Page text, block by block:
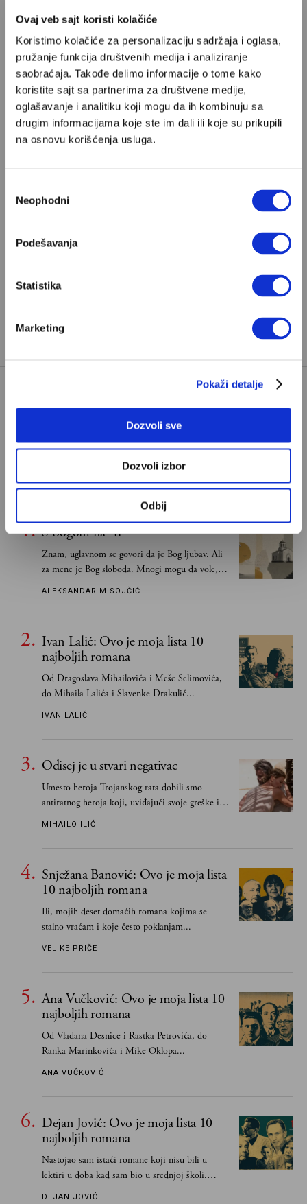
Ovaj veb sajt koristi kolačiće
Koristimo kolačiće za personalizaciju sadržaja i oglasa,
pružanje funkcija društvenih medija i analiziranje
saobraćaja. Takođe delimo informacije o tome kako
koristite sajt sa partnerima za društvene medije,
oglašavanje i analitiku koji mogu da ih kombinuju sa
drugim informacijama koje ste im dali ili koje su prikupili
na osnovu korišćenja usluga.
сагласности
Neophodni
Podešavanja
Statistika
Marketing
Pokaži detalje
Dozvoli sve
Dozvoli izbor
Odbij
Poštovani, da biste nastavili sa čitanjem naših
JOVANKA BROZ
POPULARNO
S Bogom na "ti"
Znam, uglavnom se govori da je Bog ljubav. Ali
za mene je Bog sloboda. Mnogi mogu da vole, a
tek retki mogu da podnesu slobodu
ALEKSANDAR MISOJČIĆ
Ivan Lalić: Ovo je moja lista 10
najboljih romana
Od Dragoslava Mihailovića i Meše Selimovića,
do Mihaila Lalića i Slavenke Drakulić...
IVAN LALIĆ
Odisej je u stvari negativac
Umesto heroja Trojanskog rata dobili smo
antiratnog heroja koji, uviđajući svoje greške i
učeći na njima, shvata da postoje stvari koje su
MIHAILO ILIĆ
Snježana Banović: Ovo je moja lista
10 najboljih romana
Ili, mojih deset domaćih romana kojima se
stalno vraćam i koje često poklanjam...
VELIKE PRIČE
Ana Vučković: Ovo je moja lista 10
najboljih romana
Od Vladana Desnice i Rastka Petrovića, do
Ranka Marinkovića i Mike Oklopa...
ANA VUČKOVIĆ
Dejan Jović: Ovo je moja lista 10
najboljih romana
Nastojao sam istaći romane koji nisu bili u
lektiri u doba kad sam bio u srednjoj školi.
Smatrao sam da su "klasici" već dovoljno
DEJAN JOVIĆ